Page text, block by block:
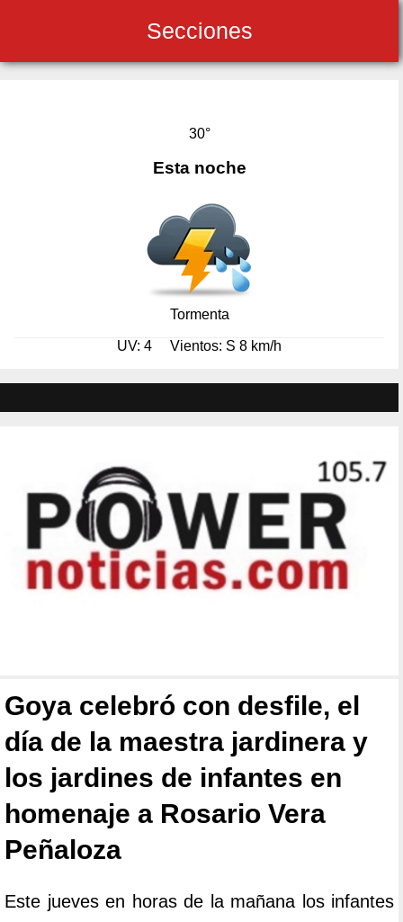
Secciones
30°
Esta noche
Tormenta
UV: 4 Vientos: S 8 km/h
Goya celebró con desfile, el
día de la maestra jardinera y
los jardines de infantes en
homenaje a Rosario Vera
Peñaloza
Este jueves en horas de la mañana los infantes